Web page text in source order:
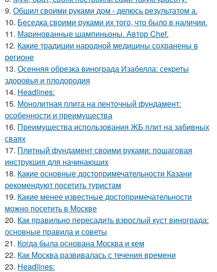
9. Обшил своими руками дом - делюсь результатом а.
10. Беседка своими руками их того, что было в наличии.
11. Маринованные шампиньоны. Автор Chef.
12. Какие традиции народной медицины сохранены в
регионе
13. Осенняя обрезка винограда Изабелла: секреты
здоровья и плодородия
14. Headlines:
15. Монолитная плита на ленточный фундамент:
особенности и преимущества
16. Преимущества использования ЖБ плит на забивных
сваях
17. Плитный фундамент своими руками: пошаговая
инструкция для начинающих
18. Какие основные достопримечательности Казани
рекомендуют посетить туристам
19. Какие менее известные достопримечательности
можно посетить в Москве
20. Как правильно пересадить взрослый куст винограда:
основные правила и советы
21. Когда была основана Москва и кем
22. Как Москва развивалась с течения времени
23. Headlines: